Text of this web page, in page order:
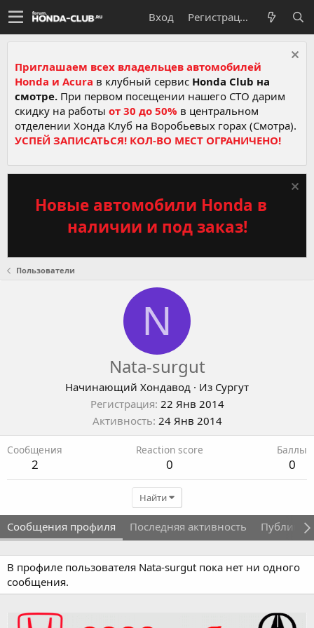
Вход Регистрация
Приглашаем всех владельцев автомобилей
Honda и Acura в клубный сервис Honda Club на
смотре. При первом посещении нашего СТО дарим
скидку на работы от 30 до 50% в центральном
отделении Хонда Клуб на Воробьевых горах (Смотра).
УСПЕЙ ЗАПИСАТЬСЯ! КОЛ-ВО МЕСТ ОГРАНИЧЕНО!
Новые автомобили Honda в
наличии и под заказ!
Пользователи
N
Nata-surgut
Начинающий Хондавод · Из Сургут
Регистрация 22 Янв 2014
Активность 24 Янв 2014
Сообщения
2
Reaction score
0
Баллы
0
Найти
Сообщения профиля Последняя активность
В профиле пользователя Nata-surgut пока нет ни одного
сообщения.